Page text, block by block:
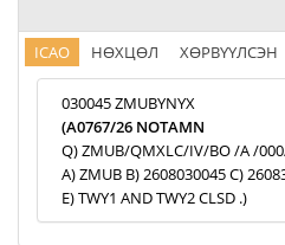
ICAO НӨХЦӨЛ ХӨРВҮҮЛСЭН
030045 ZMUBYNYX
(A0767/26 NOTAMN
Q) ZMUB/QMXLC/IV/BO /A /
A) ZMUB B) 2608030045 C)
E) TWY1 AND TWY2 CLSD .)